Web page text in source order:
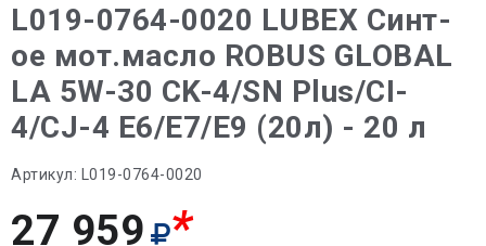
L019-0764-0020 LUBEX Синт-
ое мот.масло ROBUS GLOBAL
LA 5W-30 CK-4/SN Plus/CI-
4/CJ-4 E6/E7/E9 (20л) - 20 л
Артикул: L019-0764-0020
27 959 *